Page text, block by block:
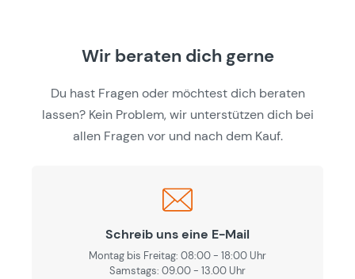
Wir beraten dich gerne
Du hast Fragen oder möchtest dich beraten
lassen? Kein Problem, wir unterstützen dich bei
allen Fragen vor und nach dem Kauf.
Schreib uns eine E-Mail
Montag bis Freitag: 08:00 - 18:00 Uhr
Samstags: 09.00 - 13.00 Uhr